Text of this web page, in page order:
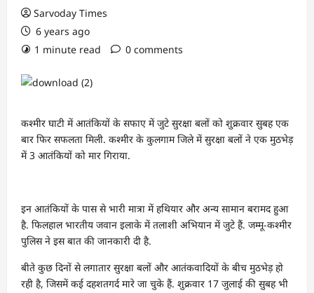
Sarvoday Times
6 years ago
1 minute read
0 comments
कश्मीर घाटी में आतंकियों के सफाए में जुटे सुरक्षा बलों को शुक्रवार सुबह एक
बार फिर सफलता मिली. कश्मीर के कुलगाम जिले में सुरक्षा बलों ने एक मुठभेड़
में 3 आतंकियों को मार गिराया.
इन आतंकियों के पास से भारी मात्रा में हथियार और अन्य सामान बरामद हुआ
है. फिलहाल भारतीय जवान इलाके में तलाशी अभियान में जुटे हैं. जम्मू-कश्मीर
पुलिस ने इस बात की जानकारी दी है.
बीते कुछ दिनों से लगातार सुरक्षा बलों और आतंकवादियों के बीच मुठभेड़ हो
रही है, जिसमें कई दहशतगर्द मारे जा चुके हैं. शुक्रवार 17 जुलाई की सुबह भी